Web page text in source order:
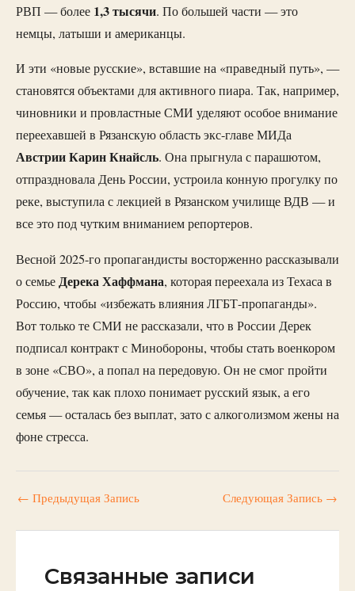
РВП — более 1,3 тысячи. По большей части — это
немцы, латыши и американцы.
И эти «новые русские», вставшие на «праведный путь», —
становятся объектами для активного пиара. Так, например,
чиновники и провластные СМИ уделяют особое внимание
переехавшей в Рязанскую область экс-главе МИДа
АвстрииКаринКнайсль. Она прыгнула с парашютом,
отпраздновала День России, устроила конную прогулку по
реке, выступила с лекцией в Рязанском училище ВДВ — и
все это под чутким вниманием репортеров.
Весной 2025-го пропагандисты восторженно рассказывали
о семьеДерекаХаффмана, которая переехала из Техаса в
Россию, чтобы «избежать влияния ЛГБТ-пропаганды».
Вот только те СМИ не рассказали, что в России Дерек
подписал контракт с Минобороны, чтобы стать военкором
в зоне «СВО», а попал на передовую. Он не смог пройти
обучение, так как плохо понимает русский язык, а его
семья — осталась без выплат, зато с алкоголизмом жены на
фоне стресса.
← Предыдущая Запись Следующая Запись →
Связанные записи